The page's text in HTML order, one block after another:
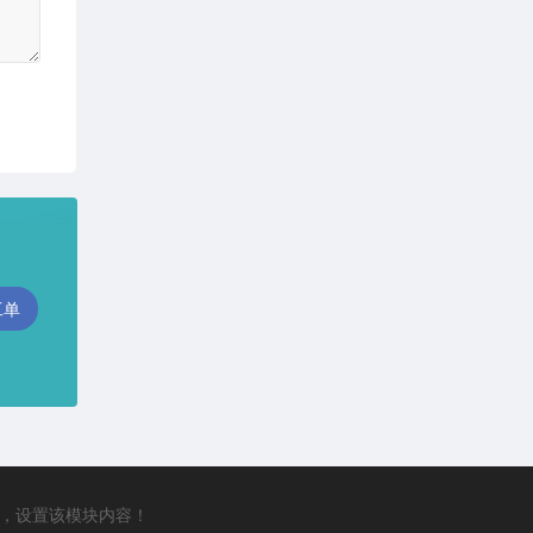
单
设置该模块内容！